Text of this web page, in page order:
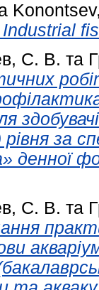
С. В. та
за
денної
С. В. та